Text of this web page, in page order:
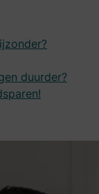
duurder?